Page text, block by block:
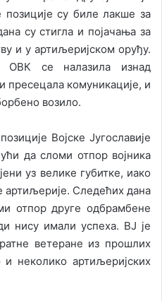
позиције су биле лакше за
су стигла и појачања за
и у артиљеријском оруђу.
ОВК се налазила изнад
пресецала комуникације, и
возило.
Војске Југославије
да сломи отпор војника
уз велике губитке, иако
артиљерије. Следећих дана
отпор друге одбрамбене
нису имали успеха. ВЈ је
ветеране из прошлих
и неколико артиљеријских